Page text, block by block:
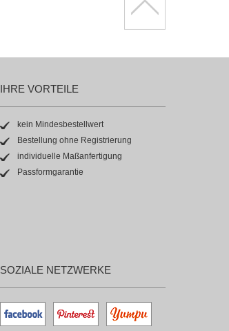
IHRE VORTEILE
kein Mindesbestellwert
Bestellung ohne Registrierung
individuelle Maßanfertigung
Passformgarantie
SOZIALE NETZWERKE